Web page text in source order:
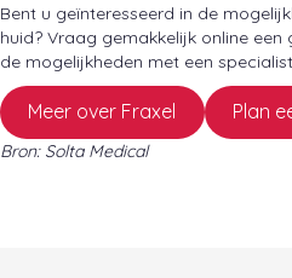
Bent u geïnteresseerd in de
huid? Vraag gemakkelijk online
de mogelijkheden met een specialist
Meer over Fraxel Plan
Bron: Solta Medical